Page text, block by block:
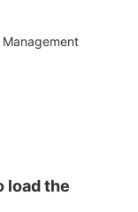
load the